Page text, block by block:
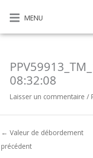
contenu
MENU
08:32:08
Laisser un commentaire /
← Valeur de débordement
précédent